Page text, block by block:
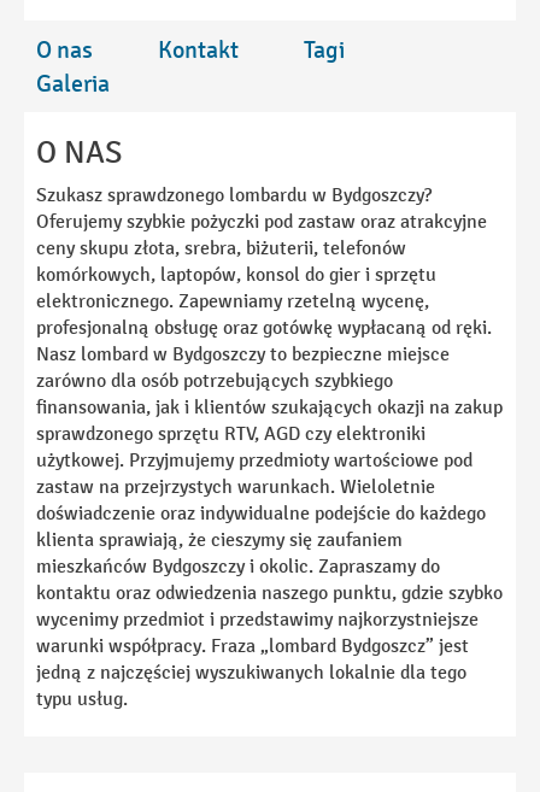
O nas Kontakt
Tagi
Galeria
O NAS
Szukasz sprawdzonego lombardu w Bydgoszczy?
Oferujemy szybkie pożyczki pod zastaw oraz atrakcyjne
ceny skupu złota, srebra, biżuterii, telefonów
komórkowych, laptopów, konsol do gier i sprzętu
elektronicznego. Zapewniamy rzetelną wycenę,
profesjonalną obsługę oraz gotówkę wypłacaną od ręki.
Nasz lombard w Bydgoszczy to bezpieczne miejsce
zarówno dla osób potrzebujących szybkiego
finansowania, jak i klientów szukających okazji na zakup
sprawdzonego sprzętu RTV, AGD czy elektroniki
użytkowej. Przyjmujemy przedmioty wartościowe pod
zastaw na przejrzystych warunkach. Wieloletnie
doświadczenie oraz indywidualne podejście do każdego
klienta sprawiają, że cieszymy się zaufaniem
mieszkańców Bydgoszczy i okolic. Zapraszamy do
kontaktu oraz odwiedzenia naszego punktu, gdzie szybko
wycenimy przedmiot i przedstawimy najkorzystniejsze
warunki współpracy. Fraza „lombard Bydgoszcz” jest
jedną z najczęściej wyszukiwanych lokalnie dla tego
typu usług.